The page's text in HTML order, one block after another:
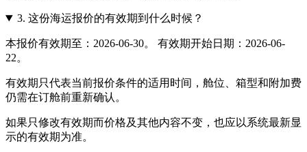
3. 这份海运报价的有效期到什么时候？
本报价有效期至：2026-06-30。 有效期开始日期：2026-06-
22。
有效期只代表当前报价条件的适用时间，舱位、箱型和附加费
仍需在订舱前重新确认。
如果只修改有效期而价格及其他内容不变，也应以系统最新显
示的有效期为准。